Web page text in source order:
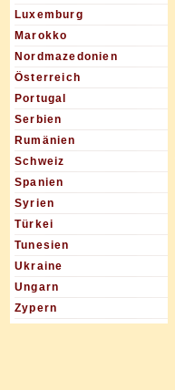
Luxemburg
Marokko
Nordmazedonien
Österreich
Portugal
Serbien
Rumänien
Schweiz
Spanien
Syrien
Türkei
Tunesien
Ukraine
Ungarn
Zypern